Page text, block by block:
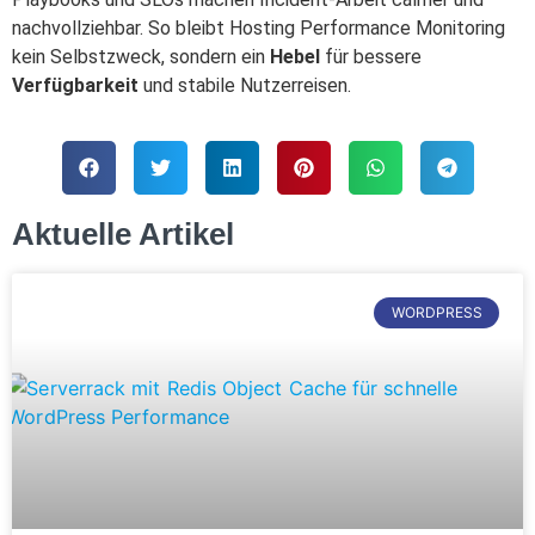
nachvollziehbar. So bleibt Hosting Performance Monitoring
kein Selbstzweck, sondern ein Hebel für bessere
Verfügbarkeit und stabile Nutzerreisen.
Aktuelle Artikel
WORDPRESS